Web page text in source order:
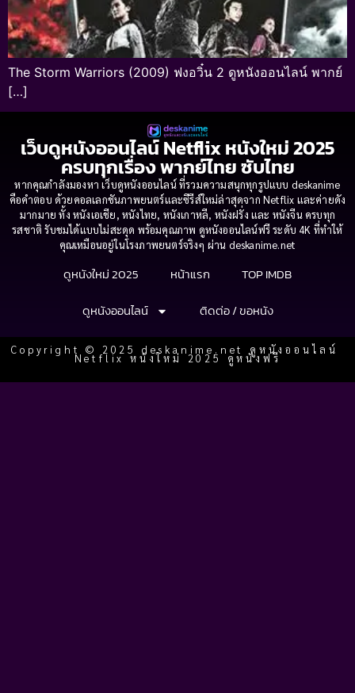
The Storm Warriors (2009) ฟงอวิ๋น 2 ดูหนังออนไลน์ พากย์
[…]
เว็บดูหนังออนไลน์ Netflix หนังใหม่ 2025
ครบทุกเรื่อง พากย์ไทย ซับไทย
หากคุณกำลังมองหา เว็บดูหนังออนไลน์ ที่รวมความสนุกทุกรูปแบบ deskanime
คือคำตอบ ด้วยคอลเลกชันภาพยนตร์และซีรีส์ใหม่ล่าสุดจาก Netflix และค่ายดัง
มากมาย ทั้ง หนังเอเชีย, หนังไทย, หนังเกาหลี, หนังฝรั่ง และ หนังจีน ครบทุก
รสชาติ รับชมได้แบบไม่สะดุด พร้อมคุณภาพ ดูหนังออนไลน์ฟรี ระดับ 4K ที่ทำให้
คุณเหมือนอยู่ในโรงภาพยนตร์จริงๆ ผ่าน deskanime.net
ดูหนังใหม่ 2025 หน้าแรก
TOP IMDB
ดูหนังออนไลน์
ติดต่อ / ขอหนัง
Copyright © 2025 deskanime.net ดูหนังออนไลน์
Netflix หนังใหม่ 2025 ดูหนังฟรี